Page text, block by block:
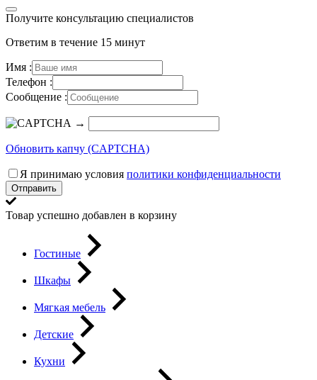
Получите консультацию специалистов
Ответим в течение 15 минут
Имя :
Телефон :
Сообщение :
→
Обновить капчу (CAPTCHA)
Я принимаю условия политики конфиденциальности
Отправить
Товар успешно добавлен в корзину
Гостиные
Шкафы
Мягкая мебель
Детские
Кухни